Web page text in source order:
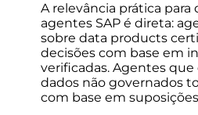
A relevância prática para
agentes SAP é direta:
sobre data products
decisões com base em
verificadas. Agentes que
dados não governados
com base em